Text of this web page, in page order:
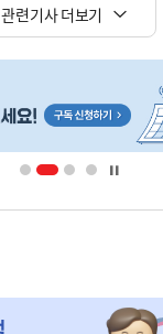
관련기사 더보기